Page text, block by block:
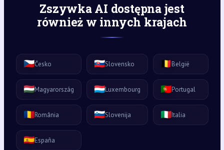
Zszywka AI dostępna jest
również w innych krajach
🇨🇿Česko 🇸🇰Slovensko 🇧🇪België
🇭🇺Magyarország 🇱🇺Luxembourg 🇵🇹Portugal
🇷🇴România 🇸🇮Slovenija 🇮🇹Italia
🇪🇸España